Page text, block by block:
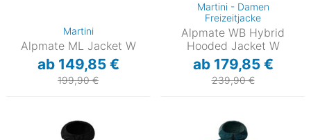
Martini
Alpmate ML Jacket W
ab 149,85 €
199,90 €
Martini - Damen
Freizeitjacke
Alpmate WB Hybrid
Hooded Jacket W
ab 179,85 €
239,90 €